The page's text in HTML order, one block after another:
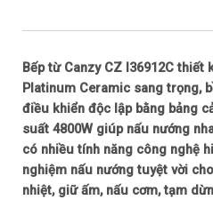
Bếp từ Canzy CZ I36912C thiết
Platinum Ceramic sang trọng,
điều khiển độc lập bằng bảng
suất 4800W giúp nấu nướng
có nhiều tính năng công nghệ
nghiệm nấu nướng tuyệt vời
nhiệt, giữ ấm, nấu cơm, tạm